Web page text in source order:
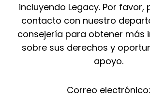
incluyendo Legacy. Por favor,
contacto con nuestro
consejería para obtener más
sobre sus derechos y
apoyo.
Correo electrónico: